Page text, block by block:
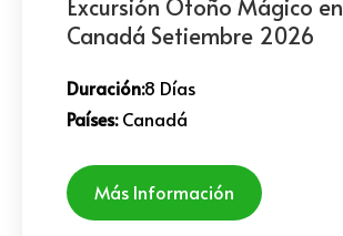
Excursión Otoño Mágico en
Canadá Setiembre 2026
Duración:8 Días
Países:Canadá
Más Información